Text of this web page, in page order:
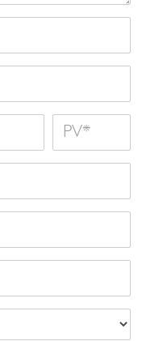
Nome